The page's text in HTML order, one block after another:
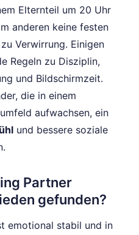
Elternteil um 20 Uhr
anderen keine festen
Verwirrung. Einigen
Regeln zu Disziplin,
und Bildschirmzeit.
die in einem
aufwachsen, ein
und bessere soziale
Partner
gefunden?
emotional stabil und in